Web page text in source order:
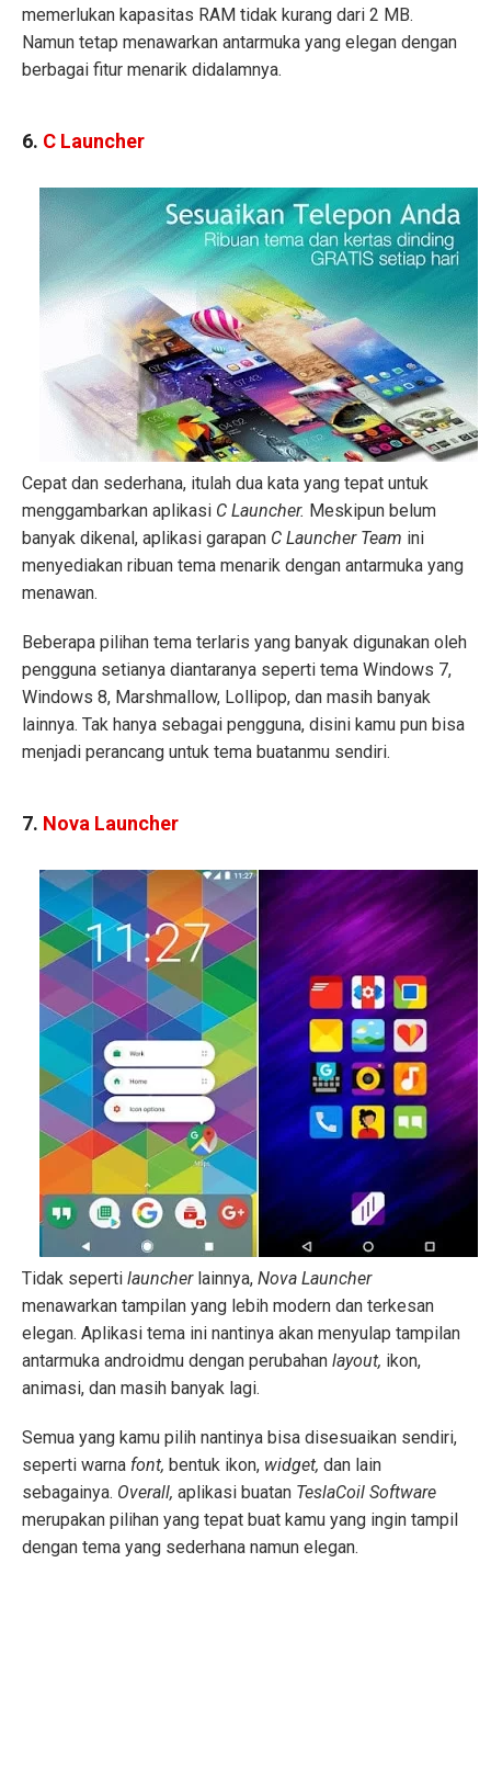
memerlukan kapasitas RAM tidak kurang dari 2 MB.
Namun tetap menawarkan antarmuka yang elegan dengan
berbagai fitur menarik didalamnya.
6. C Launcher
Cepat dan sederhana, itulah dua kata yang tepat untuk
menggambarkan aplikasi C Launcher. Meskipun belum
banyak dikenal, aplikasi garapan C Launcher Team ini
menyediakan ribuan tema menarik dengan antarmuka yang
menawan.
Beberapa pilihan tema terlaris yang banyak digunakan oleh
pengguna setianya diantaranya seperti tema Windows 7,
Windows 8, Marshmallow, Lollipop, dan masih banyak
lainnya. Tak hanya sebagai pengguna, disini kamu pun bisa
menjadi perancang untuk tema buatanmu sendiri.
7. Nova Launcher
Tidak seperti launcher lainnya, Nova Launcher
menawarkan tampilan yang lebih modern dan terkesan
elegan. Aplikasi tema ini nantinya akan menyulap tampilan
antarmuka androidmu dengan perubahan layout, ikon,
animasi, dan masih banyak lagi.
Semua yang kamu pilih nantinya bisa disesuaikan sendiri,
seperti warna font, bentuk ikon, widget, dan lain
sebagainya. Overall, aplikasi buatan TeslaCoil Software
merupakan pilihan yang tepat buat kamu yang ingin tampil
dengan tema yang sederhana namun elegan.